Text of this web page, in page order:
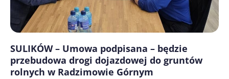
SULIKÓW – Umowa podpisana – będzie
przebudowa drogi dojazdowej do gruntów
rolnych w Radzimowie Górnym